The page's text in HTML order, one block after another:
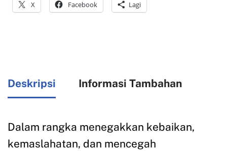
X Facebook Lagi
Deskripsi Informasi Tambahan
Dalam rangka menegakkan kebaikan,
kemaslahatan, dan mencegah